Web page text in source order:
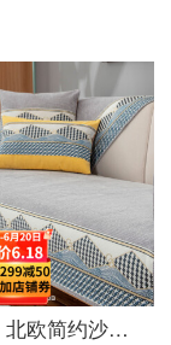
LXRXDD 北欧简约沙发垫四季通用防滑革張りのソファ冬季シュニエ坐垫靠背巾盖布定制 菱波-灰色 70*70cm